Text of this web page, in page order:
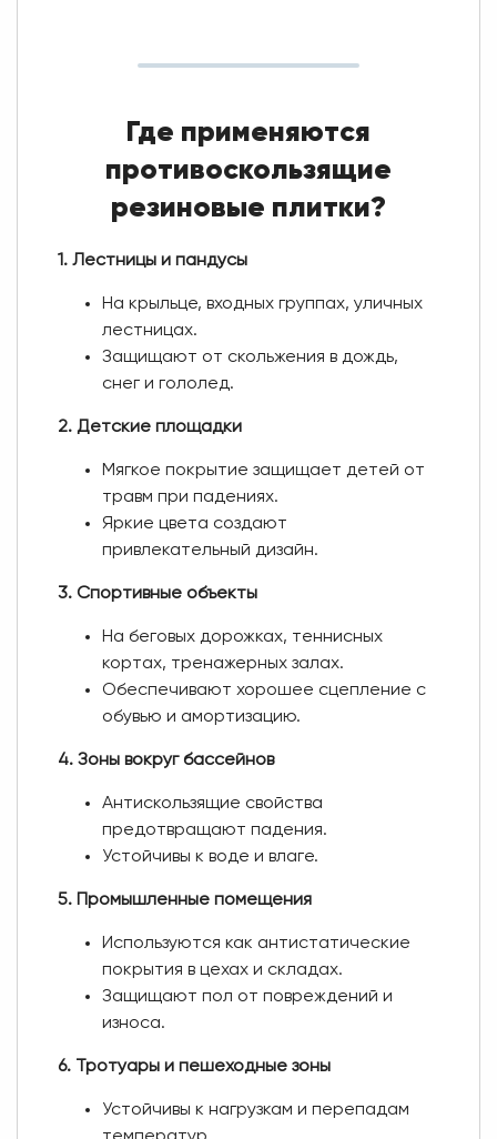
Где применяются
противоскользящие
резиновые плитки?
1. Лестницы и пандусы
На крыльце, входных группах, уличных
лестницах.
Защищают от скольжения в дождь,
снег и гололед.
2. Детские площадки
Мягкое покрытие защищает детей от
травм при падениях.
Яркие цвета создают
привлекательный дизайн.
3. Спортивные объекты
На беговых дорожках, теннисных
кортах, тренажерных залах.
Обеспечивают хорошее сцепление с
обувью и амортизацию.
4. Зоны вокруг бассейнов
Антискользящие свойства
предотвращают падения.
Устойчивы к воде и влаге.
5. Промышленные помещения
Используются как антистатические
покрытия в цехах и складах.
Защищают пол от повреждений и
износа.
6. Тротуары и пешеходные зоны
Устойчивы к нагрузкам и перепадам